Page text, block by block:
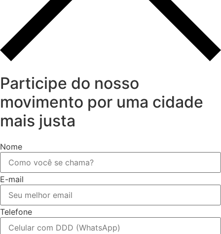
Participe do nosso
movimento por uma cidade
mais justa
Nome
E-mail
Telefone